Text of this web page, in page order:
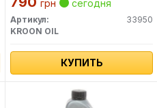
грн сегодня
Артикул:
33950
KROON OIL
КУПИТЬ